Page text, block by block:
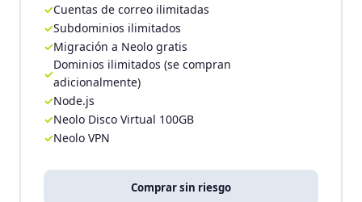
Cuentas de correo ilimitadas
Subdominios ilimitados
Migración a Neolo gratis
Dominios ilimitados (se compran
adicionalmente)
Node.js
Neolo Disco Virtual 100GB
Neolo VPN
Comprar sin riesgo